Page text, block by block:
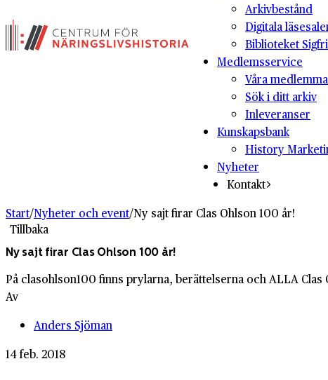
Arkivbestånd
Digitala
Biblioteket
Medlemsservice
Våra
Sök i ditt arkiv
Inleveranser
Kunskapsbank
History
Nyheter
Kontakt
Start/Nyheter och event/Ny sajt firar Clas Ohlson 100 år!
Tillbaka
Ny sajt firar Clas Ohlson 100 år!
På clasohlson100 finns prylarna, berättelserna och ALLA Clas
Av
Anders Sjöman
14 feb. 2018